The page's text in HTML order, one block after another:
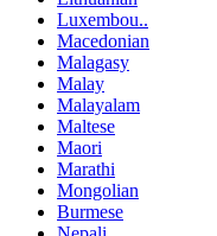
Luxembou..
Macedonian
Malagasy
Malay
Malayalam
Maltese
Maori
Marathi
Mongolian
Burmese